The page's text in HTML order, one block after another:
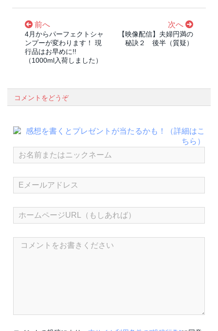
前へ
4月からパーフェクトシャ
ンプーが変わります！ 現
行品はお早めに!!
（1000ml入荷しました）
次へ
【映像配信】夫婦円満の
秘訣２ 後半（質疑）
コメントをどうぞ